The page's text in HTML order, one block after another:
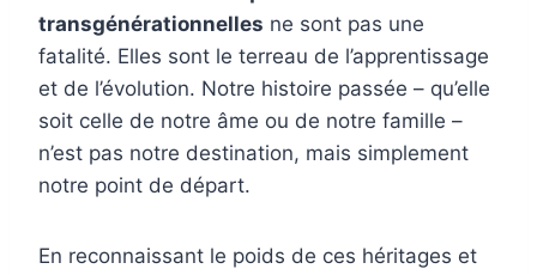
transgénérationnelles ne sont pas une
fatalité. Elles sont le terreau de l’apprentissage
et de l’évolution. Notre histoire passée – qu’elle
soit celle de notre âme ou de notre famille –
n’est pas notre destination, mais simplement
notre point de départ.
En reconnaissant le poids de ces héritages et